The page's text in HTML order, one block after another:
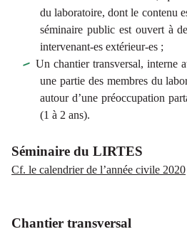
du laboratoire, dont le contenu
séminaire public est ouvert à
intervenant-es extérieur-es ;
Un chantier transversal, interne
une partie des membres du
autour d’une préoccupation
(1 à 2 ans).
Séminaire du LIRTES
Cf. le calendrier de l’année civile 2020
Chantier transversal